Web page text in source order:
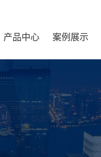
产品中心 案例展示